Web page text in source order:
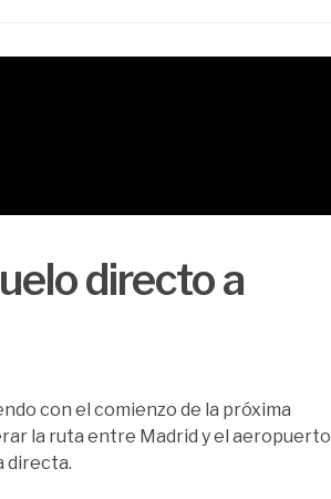
directo a
con el comienzo de la próxima
la ruta entre Madrid y el aeropuerto
directa.